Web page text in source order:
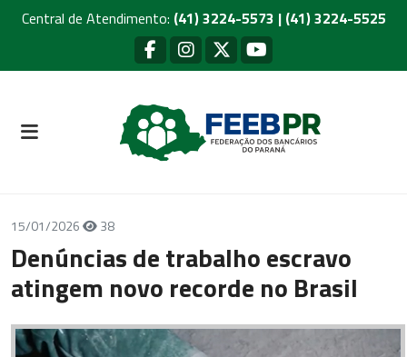
Central de Atendimento: (41) 3224-5573 | (41) 3224-5525
15/01/2026 38
Denúncias de trabalho escravo
atingem novo recorde no Brasil